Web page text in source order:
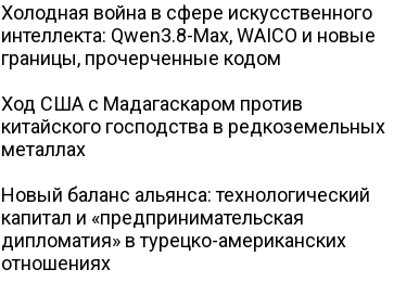
Холодная война в сфере искусственного
интеллекта: Qwen3.8-Max, WAICO и новые
границы, прочерченные кодом
Ход США с Мадагаскаром против
китайского господства в редкоземельных
металлах
Новый баланс альянса: технологический
капитал и «предпринимательская
дипломатия» в турецко-американских
отношениях